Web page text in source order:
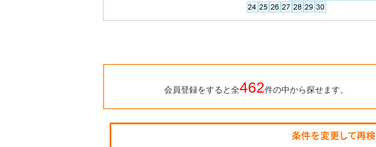
会員登録をすると全462件の中から探せます。